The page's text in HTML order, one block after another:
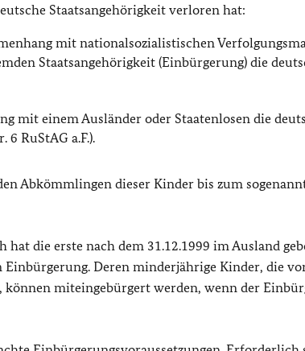
Staatsangehörigkeit verloren hat:
mit nationalsozialistischen
Staatsangehörigkeit (Einbürgerung) die
mit einem Ausländer oder Staatenlosen die
RuStAG a.F.).
Abkömmlingen dieser Kinder bis zum
hat die erste nach dem 31.12.1999 im Ausland
Deren minderjährige Kinder, die
können miteingebürgert werden, wenn der